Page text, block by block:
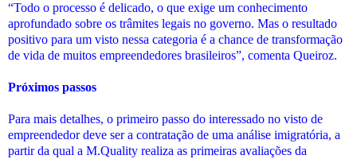
“Todo o processo é delicado, o que exige um conhecimento
aprofundado sobre os trâmites legais no governo. Mas o resultado
positivo para um visto nessa categoria é a chance de transformação
de vida de muitos empreendedores brasileiros”, comenta Queiroz.
Próximos passos
Para mais detalhes, o primeiro passo do interessado no visto de
empreendedor deve ser a contratação de uma análise imigratória, a
partir da qual a M.Quality realiza as primeiras avaliações da